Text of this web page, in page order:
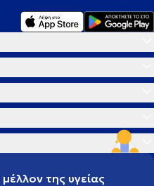
της υγείας